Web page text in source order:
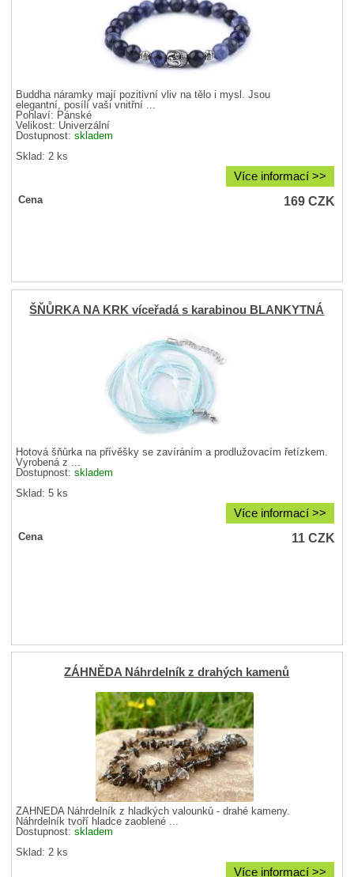
Buddha náramky mají pozitivní vliv na tělo i mysl. Jsou
elegantní, posílí vaši vnitřní ...
Pohlaví: Pánské
Velikost: Univerzální
Dostupnost:skladem
Sklad: 2 ks
Více informací >>
Cena 169CZK
ŠŇŮRKA NA KRK víceřadá s karabinou BLANKYTNÁ
Hotová šňůrka na přívěšky se zavíráním a prodlužovacím řetízkem.
Vyrobená z ...
Dostupnost:skladem
Sklad: 5 ks
Více informací >>
Cena 11CZK
ZÁHNĚDA Náhrdelník z drahých kamenů
ZÁHNĚDA Náhrdelník z hladkých valounků - drahé kameny.
Náhrdelník tvoří hladce zaoblené ...
Dostupnost:skladem
Sklad: 2 ks
Více informací >>